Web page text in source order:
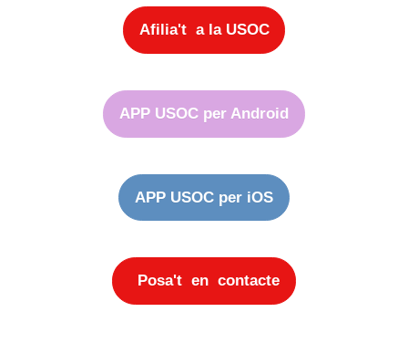
Afilia't a la USOC
APP USOC per Android
APP USOC per iOS
Posa't en contacte